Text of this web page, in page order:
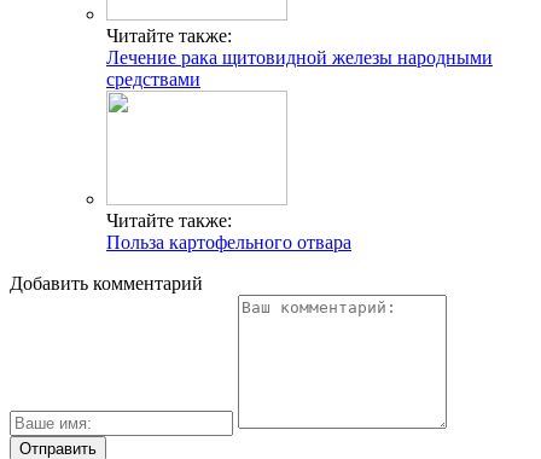
Читайте также:
Лечение рака щитовидной железы народными
средствами
Читайте также:
Польза картофельного отвара
Добавить комментарий